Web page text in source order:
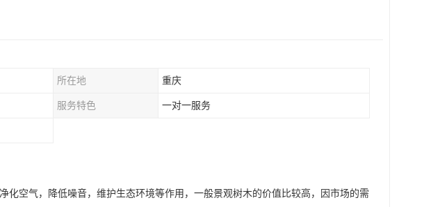
所在地 重庆
服务特色 一对一服务
化空气，降低噪音，维护生态环境等作用，一般景观树木的价值比较高，因市场的需